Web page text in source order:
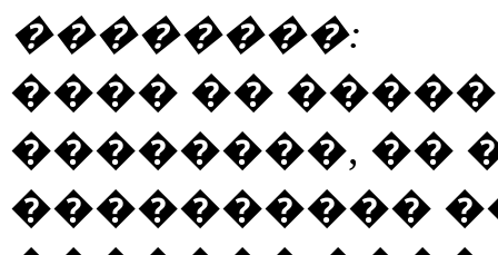
��������:
���� ��
��������, ��
����������